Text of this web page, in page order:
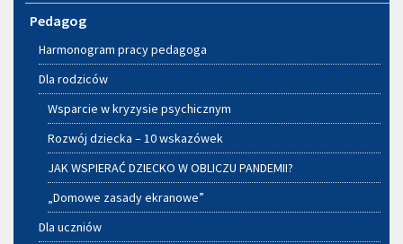
Pedagog
Harmonogram pracy pedagoga
Dla rodziców
Wsparcie w kryzysie psychicznym
Rozwój dziecka – 10 wskazówek
JAK WSPIERAĆ DZIECKO W OBLICZU PANDEMII?
„Domowe zasady ekranowe”
Dla uczniów